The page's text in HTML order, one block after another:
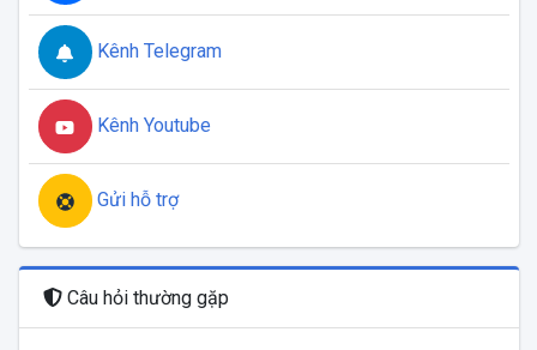
Kênh Telegram
Kênh Youtube
Gửi hỗ trợ
Câu hỏi thường gặp